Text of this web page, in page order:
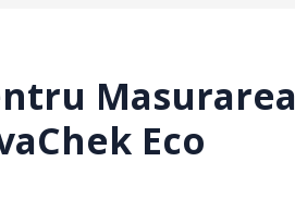
Masurarea
Eco